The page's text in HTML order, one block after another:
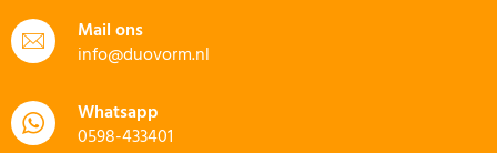
Mail ons
info@duovorm.nl
Whatsapp
0598-433401